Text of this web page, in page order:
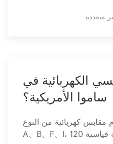
متعددة
الكهربائية في
ساموا الأمريكية؟
مقابس كهربائية من النوع